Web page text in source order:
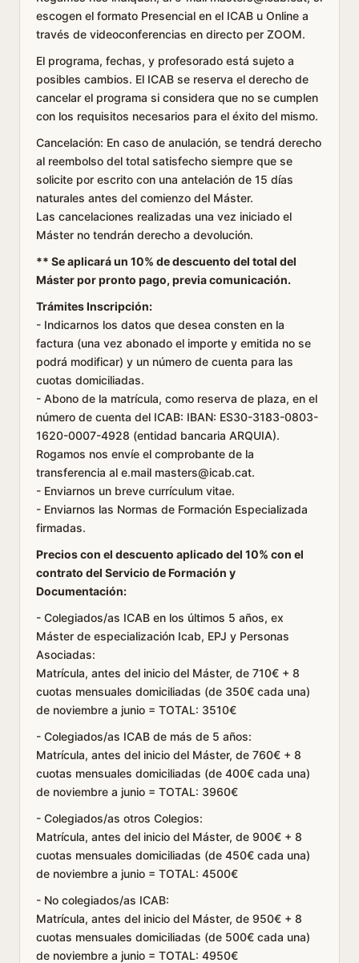
escogen el formato Presencial en el ICAB u Online a
través de videoconferencias en directo per ZOOM.
El programa, fechas, y profesorado está sujeto a
posibles cambios. El ICAB se reserva el derecho de
cancelar el programa si considera que no se cumplen
con los requisitos necesarios para el éxito del mismo.
Cancelación: En caso de anulación, se tendrá derecho
al reembolso del total satisfecho siempre que se
solicite por escrito con una antelación de 15 días
naturales antes del comienzo del Máster.
Las cancelaciones realizadas una vez iniciado el
Máster no tendrán derecho a devolución.
** Se aplicará un 10% de descuento del total del
Máster por pronto pago, previa comunicación.
Trámites Inscripción:
- Indicarnos los datos que desea consten en la
factura (una vez abonado el importe y emitida no se
podrá modificar) y un número de cuenta para las
cuotas domiciliadas.
- Abono de la matrícula, como reserva de plaza, en el
número de cuenta del ICAB: IBAN: ES30-3183-0803-
1620-0007-4928 (entidad bancaria ARQUIA).
Rogamos nos envíe el comprobante de la
transferencia al e.mail masters@icab.cat.
- Enviarnos un breve currículum vitae.
- Enviarnos las Normas de Formación Especializada
firmadas.
Precios con el descuento aplicado del 10% con el
contrato del Servicio de Formación y
Documentación:
- Colegiados/as ICAB en los últimos 5 años, ex
Máster de especialización Icab, EPJ y Personas
Asociadas:
Matrícula, antes del inicio del Máster, de 710€ + 8
cuotas mensuales domiciliadas (de 350€ cada una)
de noviembre a junio = TOTAL: 3510€
- Colegiados/as ICAB de más de 5 años:
Matrícula, antes del inicio del Máster, de 760€ + 8
cuotas mensuales domiciliadas (de 400€ cada una)
de noviembre a junio = TOTAL: 3960€
- Colegiados/as otros Colegios:
Matrícula, antes del inicio del Máster, de 900€ + 8
cuotas mensuales domiciliadas (de 450€ cada una)
de noviembre a junio = TOTAL: 4500€
- No colegiados/as ICAB:
Matrícula, antes del inicio del Máster, de 950€ + 8
cuotas mensuales domiciliadas (de 500€ cada una)
de noviembre a junio = TOTAL: 4950€